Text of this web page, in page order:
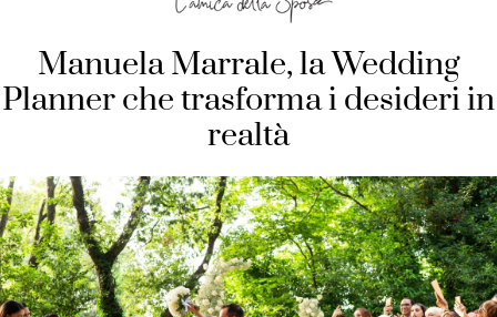
Manuela Marrale, la Wedding
Planner che trasforma i desideri in
realtà